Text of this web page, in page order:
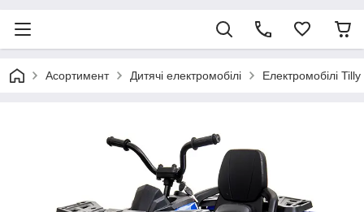
Асортимент Дитячі електромобілі Електромобілі